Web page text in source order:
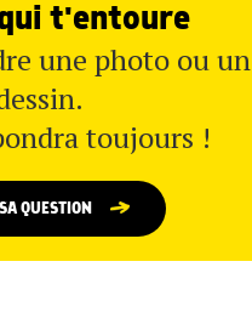
t'entoure
une photo ou un
toujours !
QUESTION